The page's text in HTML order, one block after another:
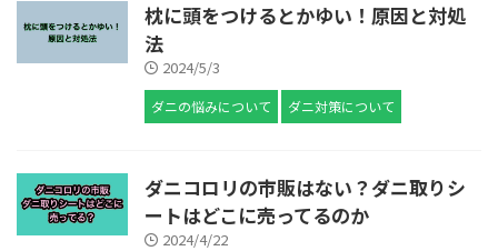
枕に頭をつけるとかゆい！原因と対処
法
2024/5/3
ダニの悩みについて ダニ対策について
ダニコロリの市販はない？ダニ取りシ
ートはどこに売ってるのか
2024/4/22